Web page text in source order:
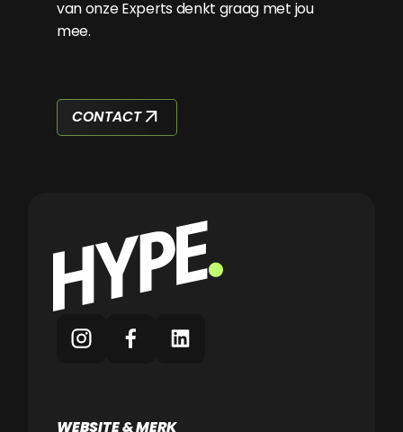
van onze Experts denkt graag met jou
mee.
CONTACT
WEBSITE & MERK